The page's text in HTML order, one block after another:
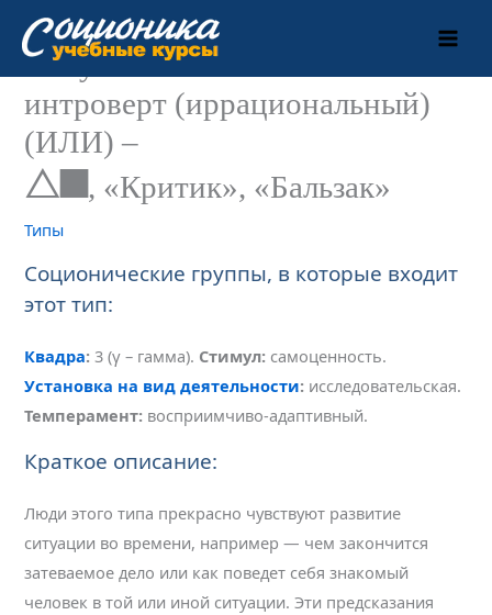
Перейти
содержимому
Интуитивно-логический
интроверт (иррациональный)
(ИЛИ) –
TP, «Критик», «Бальзак»
Типы
Соционические группы, в которые входит
этот тип:
Квадра: 3 (γ – гамма). Стимул: самоценность.
Установка на вид деятельности: исследовательская.
Темперамент: восприимчиво-адаптивный.
Краткое описание:
Люди этого типа прекрасно чувствуют развитие
ситуации во времени, например — чем закончится
затеваемое дело или как поведет себя знакомый
человек в той или иной ситуации. Эти предсказания